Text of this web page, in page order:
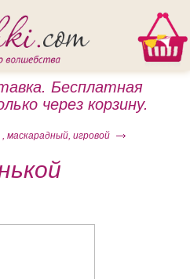
Бесплатная
через корзину.
маскарадный, игровой